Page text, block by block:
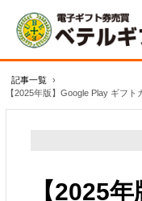
記事一覧
›
【2025年版】Google Play ギフ
【2025